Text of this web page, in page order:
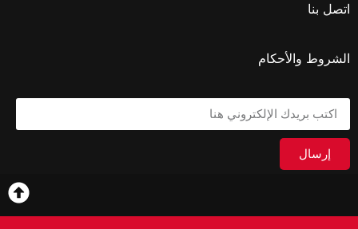
اتصل بنا
الشروط والأحكام
إرسال